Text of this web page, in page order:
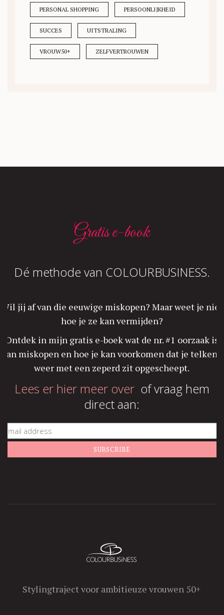
PERSONAL SHOPPING PERSOONLIJKHEID
SUCCES UITSTRALING
VROUW50+ ZELFVERTROUWEN
Gratis e-book
Dé methode van COLOURBUSINESS.
Wil jij af van die eeuwige miskopen? Maar weet je niet
hoe je ze kan vermijden?
Ontdek in mijn gratis e-boek wat de nr. #1 oorzaak is
van miskopen en hoe je kan voorkomen dat je telkens
weer met een zeperd zit opgescheept.
Lees er hier meer over of vraag hem
direct aan:
Stylingtraject voor ambitieuze vrouwen 50+